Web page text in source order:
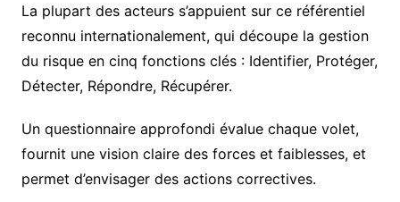
La plupart des acteurs s’appuient sur ce référentiel
reconnu internationalement, qui découpe la gestion
du risque en cinq fonctions clés : Identifier, Protéger,
Détecter, Répondre, Récupérer.
Un questionnaire approfondi évalue chaque volet,
fournit une vision claire des forces et faiblesses, et
permet d’envisager des actions correctives.